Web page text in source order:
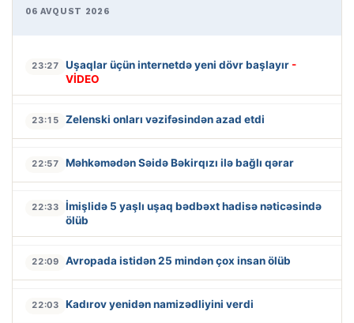
06 AVQUST 2026
23:27 Uşaqlar üçün internetdə yeni dövr başlayır -
VİDEO
23:15 Zelenski onları vəzifəsindən azad etdi
22:57 Məhkəmədən Səidə Bəkirqızı ilə bağlı qərar
22:33
İmişlidə 5 yaşlı uşaq bədbəxt hadisə nəticəsində
ölüb
22:09 Avropada istidən 25 mindən çox insan ölüb
22:03 Kadırov yenidən namizədliyini verdi